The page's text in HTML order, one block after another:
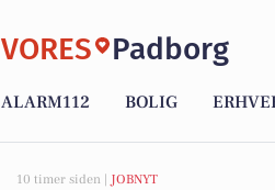
VORES Padborg
ALARM112 BOLIG
10 timer siden | JOBNYT